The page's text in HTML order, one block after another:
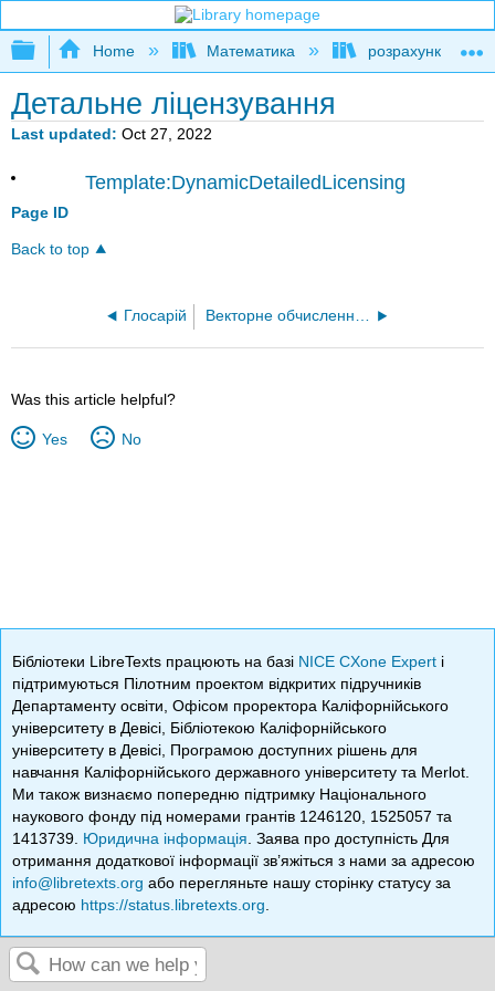
Expand/collapse global hierarchy
Home Математика розрахунку
Детальне ліцензування
Last updated Oct 27, 2022
Page ID
Template:DynamicDetailedLicensing
Back to top
Глосарій Векторне обчислення CLP-4 (Feldman, Rechnitzer та Yeager)
Was this article helpful?
Yes No
Бібліотеки LibreTexts працюють на базі NICE CXone Expert і
підтримуються Пілотним проектом відкритих підручників
Департаменту освіти, Офісом проректора Каліфорнійського
університету в Девісі, Бібліотекою Каліфорнійського
університету в Девісі, Програмою доступних рішень для
навчання Каліфорнійського державного університету та Merlot.
Ми також визнаємо попередню підтримку Національного
наукового фонду під номерами грантів 1246120, 1525057 та
1413739. Юридична інформація . Заява про доступність Для
отримання додаткової інформації зв’яжіться з нами за адресою
info@libretexts.org або перегляньте нашу сторінку статусу за
адресою https://status.libretexts.org